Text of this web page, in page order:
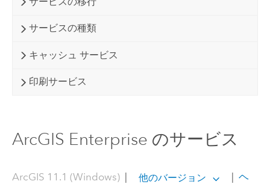
サービスの種類
キャッシュ サービス
印刷サービス
ArcGIS Enterprise のサービス
ArcGIS 11.1 (Windows)| 他のバージョン
ヘ